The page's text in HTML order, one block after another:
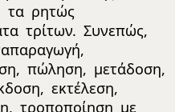
τα ρητώς
τρίτων. Συνεπώς,
πώληση, μετάδοση,
εκτέλεση,
τροποποίηση με